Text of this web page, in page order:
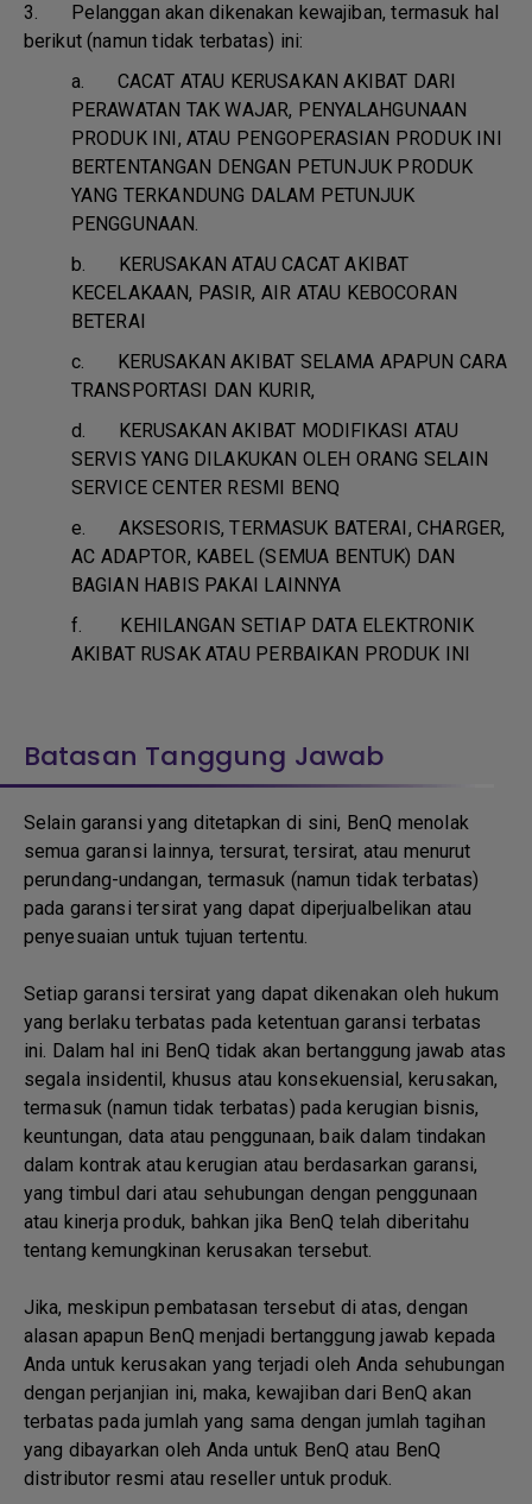
3. Pelanggan akan dikenakan kewajiban, termasuk hal
berikut (namun tidak terbatas) ini:
a. CACAT ATAU KERUSAKAN AKIBAT DARI
PERAWATAN TAK WAJAR, PENYALAHGUNAAN
PRODUK INI, ATAU PENGOPERASIAN PRODUK INI
BERTENTANGAN DENGAN PETUNJUK PRODUK
YANG TERKANDUNG DALAM PETUNJUK
PENGGUNAAN.
b. KERUSAKAN ATAU CACAT AKIBAT
KECELAKAAN, PASIR, AIR ATAU KEBOCORAN
BETERAI
c. KERUSAKAN AKIBAT SELAMA APAPUN CARA
TRANSPORTASI DAN KURIR,
d. KERUSAKAN AKIBAT MODIFIKASI ATAU
SERVIS YANG DILAKUKAN OLEH ORANG SELAIN
SERVICE CENTER RESMI BENQ
e. AKSESORIS, TERMASUK BATERAI, CHARGER,
AC ADAPTOR, KABEL (SEMUA BENTUK) DAN
BAGIAN HABIS PAKAI LAINNYA
f. KEHILANGAN SETIAP DATA ELEKTRONIK
AKIBAT RUSAK ATAU PERBAIKAN PRODUK INI
Batasan Tanggung Jawab
Selain garansi yang ditetapkan di sini, BenQ menolak
semua garansi lainnya, tersurat, tersirat, atau menurut
perundang-undangan, termasuk (namun tidak terbatas)
pada garansi tersirat yang dapat diperjualbelikan atau
penyesuaian untuk tujuan tertentu.
Setiap garansi tersirat yang dapat dikenakan oleh hukum
yang berlaku terbatas pada ketentuan garansi terbatas
ini. Dalam hal ini BenQ tidak akan bertanggung jawab atas
segala insidentil, khusus atau konsekuensial, kerusakan,
termasuk (namun tidak terbatas) pada kerugian bisnis,
keuntungan, data atau penggunaan, baik dalam tindakan
dalam kontrak atau kerugian atau berdasarkan garansi,
yang timbul dari atau sehubungan dengan penggunaan
atau kinerja produk, bahkan jika BenQ telah diberitahu
tentang kemungkinan kerusakan tersebut.
Jika, meskipun pembatasan tersebut di atas, dengan
alasan apapun BenQ menjadi bertanggung jawab kepada
Anda untuk kerusakan yang terjadi oleh Anda sehubungan
dengan perjanjian ini, maka, kewajiban dari BenQ akan
terbatas pada jumlah yang sama dengan jumlah tagihan
yang dibayarkan oleh Anda untuk BenQ atau BenQ
distributor resmi atau reseller untuk produk.